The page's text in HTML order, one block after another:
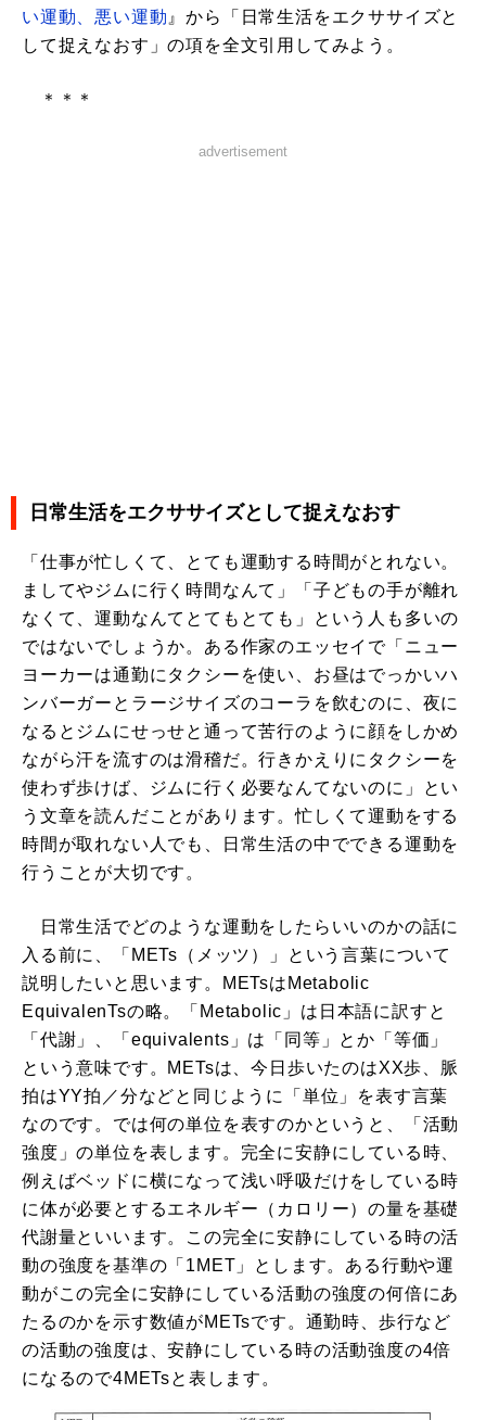
い運動、悪い運動 』から「日常生活をエクササイズと
して捉えなおす」の項を全文引用してみよう。
＊＊＊
advertisement
日常生活をエクササイズとして捉えなおす
「仕事が忙しくて、とても運動する時間がとれない。
ましてやジムに行く時間なんて」「子どもの手が離れ
なくて、運動なんてとてもとても」という人も多いの
ではないでしょうか。ある作家のエッセイで「ニュー
ヨーカーは通勤にタクシーを使い、お昼はでっかいハ
ンバーガーとラージサイズのコーラを飲むのに、夜に
なるとジムにせっせと通って苦行のように顔をしかめ
ながら汗を流すのは滑稽だ。行きかえりにタクシーを
使わず歩けば、ジムに行く必要なんてないのに」とい
う文章を読んだことがあります。忙しくて運動をする
時間が取れない人でも、日常生活の中でできる運動を
行うことが大切です。
日常生活でどのような運動をしたらいいのかの話に
入る前に、「METs（メッツ）」という言葉について
説明したいと思います。METsはMetabolic
EquivalenTsの略。「Metabolic」は日本語に訳すと
「代謝」、「equivalents」は「同等」とか「等価」
という意味です。METsは、今日歩いたのはXX歩、脈
拍はYY拍／分などと同じように「単位」を表す言葉
なのです。では何の単位を表すのかというと、「活動
強度」の単位を表します。完全に安静にしている時、
例えばベッドに横になって浅い呼吸だけをしている時
に体が必要とするエネルギー（カロリー）の量を基礎
代謝量といいます。この完全に安静にしている時の活
動の強度を基準の「1MET」とします。ある行動や運
動がこの完全に安静にしている活動の強度の何倍にあ
たるのかを示す数値がMETsです。通勤時、歩行など
の活動の強度は、安静にしている時の活動強度の4倍
になるので4METsと表します。